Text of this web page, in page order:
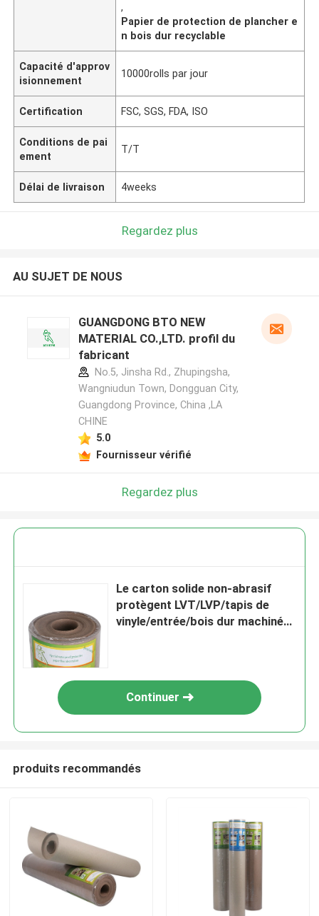
,
Papier de protection de plancher e
n bois dur recyclable
Capacité d'approv
isionnement
10000rolls par jour
Certification FSC, SGS, FDA, ISO
Conditions de pai
ement
T/T
Délai de livraison 4weeks
Regardez plus
AU SUJET DE NOUS
GUANGDONG BTO NEW
MATERIAL CO.,LTD. profil du
fabricant
No.5, Jinsha Rd., Zhupingsha,
Wangniudun Town, Dongguan City,
Guangdong Province, China ,LA
CHINE
5.0
Fournisseur vérifié
Regardez plus
Le carton solide non-abrasif
protègent LVT/LVP/tapis de
vinyle/entrée/bois dur machiné
Continuer
produits recommandés